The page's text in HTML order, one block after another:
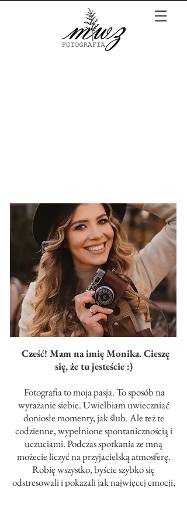
Cześć! Mam na imię Monika. Cieszę
się, że tu jesteście :)
Fotografia to moja pasja. To sposób na
wyrażanie siebie. Uwielbiam uwieczniać
doniosłe momenty, jak ślub. Ale też te
codzienne, wypełnione spontanicznością i
uczuciami. Podczas spotkania ze mną
możecie liczyć na przyjacielską atmosferę.
Robię wszystko, byście szybko się
odstresowali i pokazali jak najwięcej emocji,